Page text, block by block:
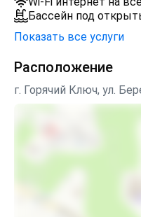
Бассейн под
Показать все услуги
Расположение
г. Горячий Ключ, ул.